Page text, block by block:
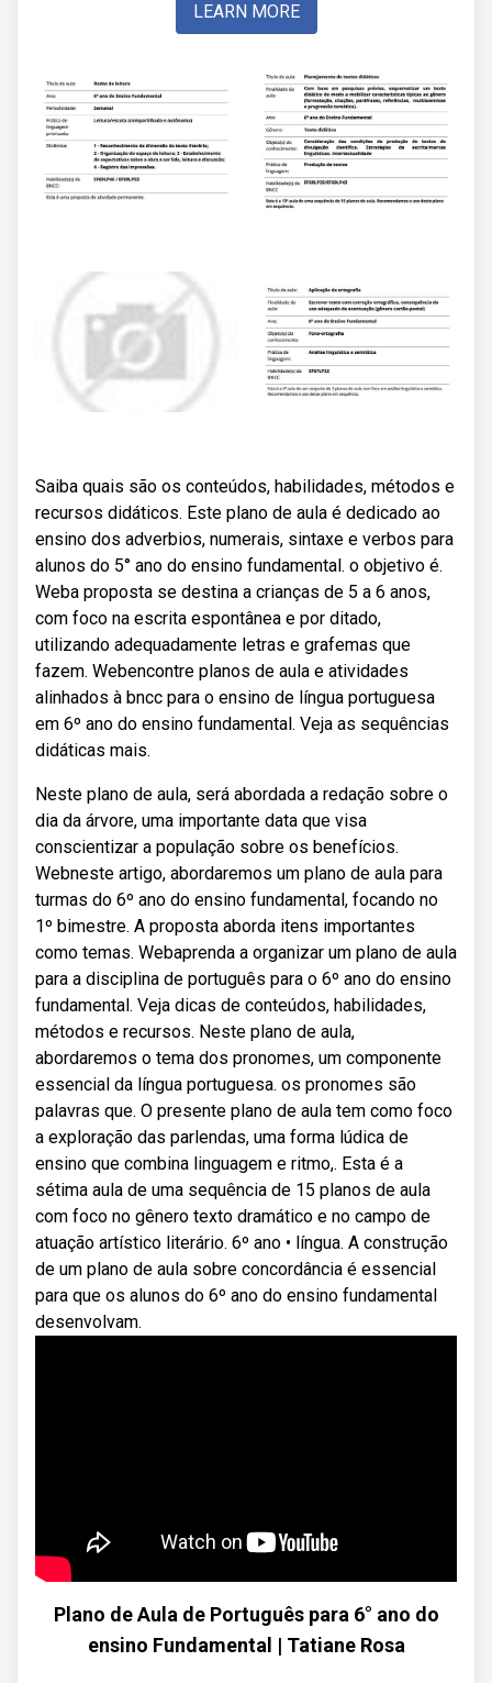
LEARN MORE
Saiba quais são os conteúdos, habilidades, métodos e
recursos didáticos. Este plano de aula é dedicado ao
ensino dos adverbios, numerais, sintaxe e verbos para
alunos do 5° ano do ensino fundamental. o objetivo é.
Weba proposta se destina a crianças de 5 a 6 anos,
com foco na escrita espontânea e por ditado,
utilizando adequadamente letras e grafemas que
fazem. Webencontre planos de aula e atividades
alinhados à bncc para o ensino de língua portuguesa
em 6º ano do ensino fundamental. Veja as sequências
didáticas mais.
Neste plano de aula, será abordada a redação sobre o
dia da árvore, uma importante data que visa
conscientizar a população sobre os benefícios.
Webneste artigo, abordaremos um plano de aula para
turmas do 6º ano do ensino fundamental, focando no
1º bimestre. A proposta aborda itens importantes
como temas. Webaprenda a organizar um plano de aula
para a disciplina de português para o 6º ano do ensino
fundamental. Veja dicas de conteúdos, habilidades,
métodos e recursos. Neste plano de aula,
abordaremos o tema dos pronomes, um componente
essencial da língua portuguesa. os pronomes são
palavras que. O presente plano de aula tem como foco
a exploração das parlendas, uma forma lúdica de
ensino que combina linguagem e ritmo,. Esta é a
sétima aula de uma sequência de 15 planos de aula
com foco no gênero texto dramático e no campo de
atuação artístico literário. 6º ano • língua. A construção
de um plano de aula sobre concordância é essencial
para que os alunos do 6º ano do ensino fundamental
desenvolvam.
Plano de Aula de Português para 6° ano do
ensino Fundamental | Tatiane Rosa